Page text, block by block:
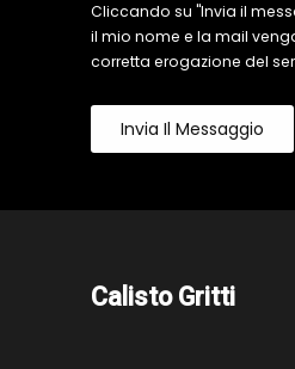
Cliccando su "Invia il
il mio nome e la mail
corretta erogazione del
Invia Il Messaggio
Calisto Gritti